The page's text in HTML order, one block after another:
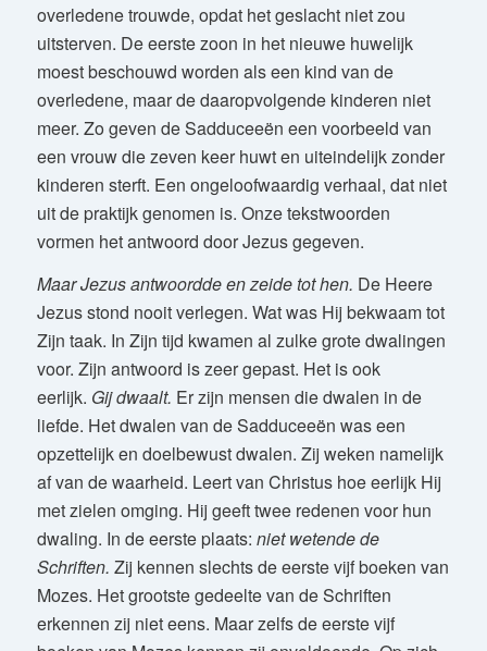
overledene trouwde, opdat het geslacht niet zou
uitsterven. De eerste zoon in het nieuwe huwelijk
moest beschouwd worden als een kind van de
overledene, maar de daaropvolgende kinderen niet
meer. Zo geven de Sadduceeën een voorbeeld van
een vrouw die zeven keer huwt en uiteindelijk zonder
kinderen sterft. Een ongeloofwaardig verhaal, dat niet
uit de praktijk genomen is. Onze tekstwoorden
vormen het antwoord door Jezus gegeven.
Maar Jezus antwoordde en zeide tot hen. De Heere
Jezus stond nooit verlegen. Wat was Hij bekwaam tot
Zijn taak. In Zijn tijd kwamen al zulke grote dwalingen
voor. Zijn antwoord is zeer gepast. Het is ook
eerlijk. Gij dwaalt. Er zijn mensen die dwalen in de
liefde. Het dwalen van de Sadduceeën was een
opzettelijk en doelbewust dwalen. Zij weken namelijk
af van de waarheid. Leert van Christus hoe eerlijk Hij
met zielen omging. Hij geeft twee redenen voor hun
dwaling. In de eerste plaats: niet wetende de
Schriften. Zij kennen slechts de eerste vijf boeken van
Mozes. Het grootste gedeelte van de Schriften
erkennen zij niet eens. Maar zelfs de eerste vijf